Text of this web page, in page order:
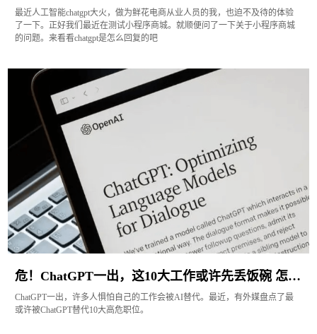
最近人工智能chatgpt大火，做为鲜花电商从业人员的我，也迫不及待的体验
了一下。正好我们最近在测试小程序商城。就顺便问了一下关于小程序商城
的问题。来看看chatgpt是怎么回复的吧
危！ChatGPT一出，这10大工作或许先丢饭碗 怎样可以错失
ChatGPT一出，许多人惧怕自己的工作会被AI替代。最近，有外媒盘点了最
或许被ChatGPT替代10大高危职位。